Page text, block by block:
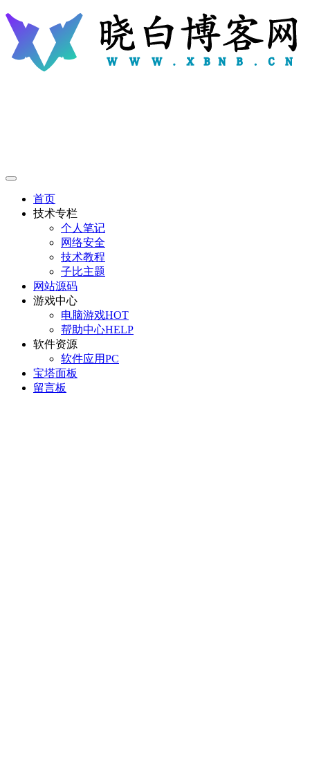
首页
技术专栏
个人笔记
网络安全
技术教程
子比主题
网站源码
游戏中心
电脑游戏HOT
帮助中心HELP
软件资源
软件应用PC
宝塔面板
留言板